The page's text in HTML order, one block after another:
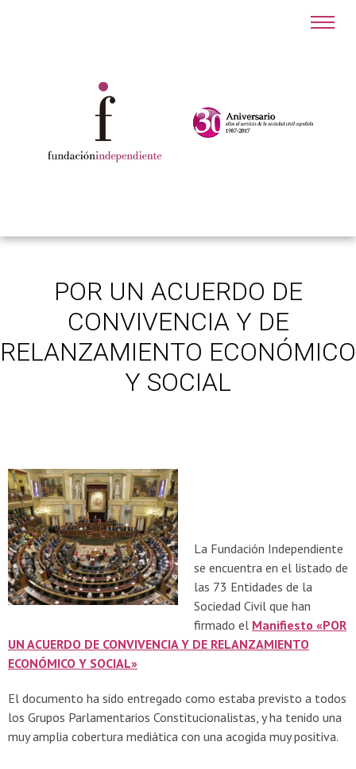
POR UN ACUERDO DE
CONVIVENCIA Y DE
RELANZAMIENTO ECONÓMICO
Y SOCIAL
La Fundación Independiente
se encuentra en el listado de
las 73 Entidades de la
Sociedad Civil que han
firmado el Manifiesto «POR
UN ACUERDO DE CONVIVENCIA Y DE RELANZAMIENTO
ECONÓMICO Y SOCIAL»
El documento ha sido entregado como estaba previsto a todos
los Grupos Parlamentarios Constitucionalistas, y ha tenido una
muy amplia cobertura mediática con una acogida muy positiva.